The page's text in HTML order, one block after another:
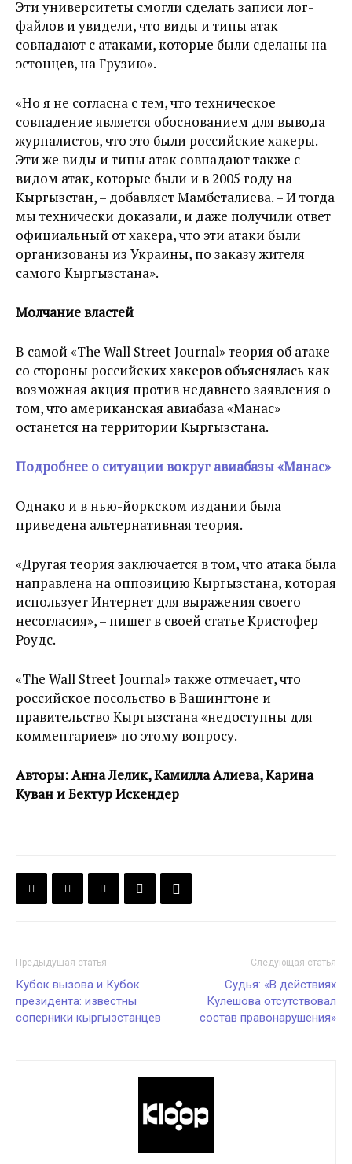
Эти университеты смогли сделать записи лог-
файлов и увидели, что виды и типы атак
совпадают с атаками, которые были сделаны на
эстонцев, на Грузию».
«Но я не согласна с тем, что техническое
совпадение является обоснованием для вывода
журналистов, что это были российские хакеры.
Эти же виды и типы атак совпадают также с
видом атак, которые были и в 2005 году на
Кыргызстан, – добавляет Мамбеталиева. – И тогда
мы технически доказали, и даже получили ответ
официальный от хакера, что эти атаки были
организованы из Украины, по заказу жителя
самого Кыргызстана».
Молчание властей
В самой «The Wall Street Journal» теория об атаке
со стороны российских хакеров объяснялась как
возможная акция против недавнего заявления о
том, что американская авиабаза «Манас»
останется на территории Кыргызстана.
Подробнее о ситуации вокруг авиабазы «Манас»
Однако и в нью-йоркском издании была
приведена альтернативная теория.
«Другая теория заключается в том, что атака была
направлена на оппозицию Кыргызстана, которая
использует Интернет для выражения своего
несогласия», – пишет в своей статье Кристофер
Роудс.
«The Wall Street Journal» также отмечает, что
российское посольство в Вашингтоне и
правительство Кыргызстана «недоступны для
комментариев» по этому вопросу.
Авторы: Анна Лелик, Камилла Алиева, Карина
Куван и Бектур Искендер
Предыдущая статья
Кубок вызова и Кубок
президента: известны
соперники кыргызстанцев
Следующая статья
Судья: «В действиях
Кулешова отсутствовал
состав правонарушения»